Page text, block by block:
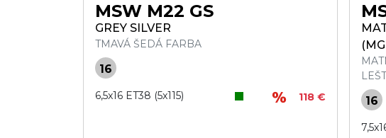
MSW M22 GS
GREY SILVER
TMAVÁ ŠEDÁ FARBA
16
6,5x16 ET38 (5x115) 118 € 16